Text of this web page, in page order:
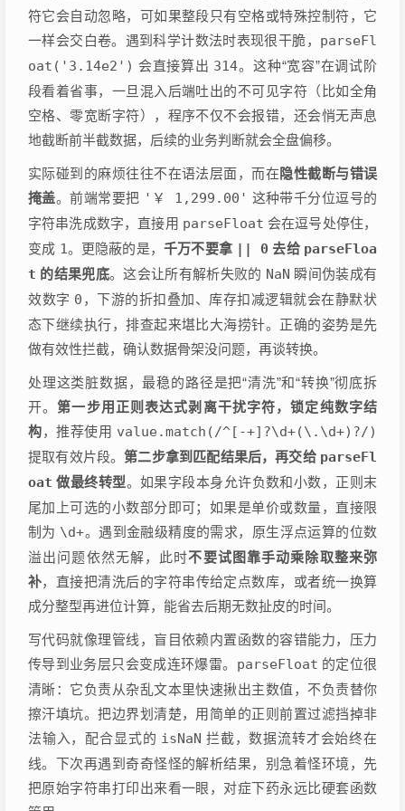
符它会自动忽略，可如果整段只有空格或特殊控制符，它
一样会交白卷。遇到科学计数法时表现很干脆， parseFl
oat('3.14e2') 会直接算出 314。这种“宽容”在调试阶
段看着省事，一旦混入后端吐出的不可见字符（比如全角
空格、零宽断字符），程序不仅不会报错，还会悄无声息
地截断前半截数据，后续的业务判断就会全盘偏移。
实际碰到的麻烦往往不在语法层面，而在隐性截断与错误
掩盖。前端常要把 '￥ 1,299.00' 这种带千分位逗号的
字符串洗成数字，直接用 parseFloat 会在逗号处停住，
变成 1。更隐蔽的是，千万不要拿 || 0 去给 parseFloa
t 的结果兜底。这会让所有解析失败的 NaN 瞬间伪装成有
效数字 0 ，下游的折扣叠加、库存扣减逻辑就会在静默状
态下继续执行，排查起来堪比大海捞针。正确的姿势是先
做有效性拦截，确认数据骨架没问题，再谈转换。
处理这类脏数据，最稳的路径是把“清洗”和“转换”彻底拆
开。第一步用正则表达式剥离干扰字符，锁定纯数字结
构，推荐使用 value.match(/^[-+]?\d+(\.\d+)?/)
提取有效片段。第二步拿到匹配结果后，再交给 parseFl
oat 做最终转型。如果字段本身允许负数和小数，正则末
尾加上可选的小数部分即可；如果是单价或数量，直接限
制为 \d+。遇到金融级精度的需求，原生浮点运算的位数
溢出问题依然无解，此时不要试图靠手动乘除取整来弥
补，直接把清洗后的字符串传给定点数库，或者统一换算
成分整型再进位计算，能省去后期无数扯皮的时间。
写代码就像理管线，盲目依赖内置函数的容错能力，压力
传导到业务层只会变成连环爆雷。 parseFloat 的定位很
清晰：它负责从杂乱文本里快速揪出主数值，不负责替你
擦汗填坑。把边界划清楚，用简单的正则前置过滤挡掉非
法输入，配合显式的 isNaN 拦截，数据流转才会始终在
线。下次再遇到奇奇怪怪的解析结果，别急着怪环境，先
把原始字符串打印出来看一眼，对症下药永远比硬套函数